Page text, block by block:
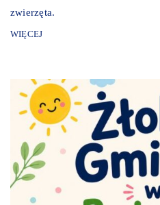
zwierzęta.
WIĘCEJ